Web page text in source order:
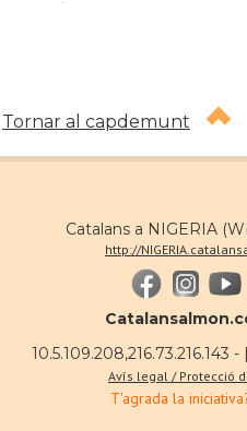
Tornar al capdemunt
Catalans a NIGERIA
http://
10.5.109.208,216.73.216.143 -
Avís legal / Protecció
T'agrada la